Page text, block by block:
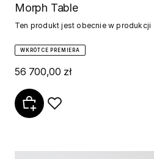
Morph Table
Ten produkt jest obecnie w produkcji
WKRÓTCE PREMIERA
56 700,00 zł